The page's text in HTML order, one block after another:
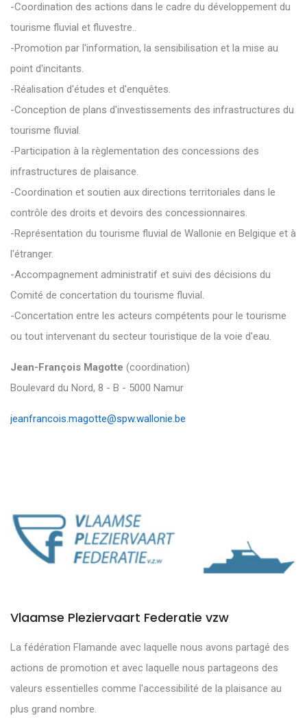
-Coordination des actions dans le cadre du développement du
tourisme fluvial et fluvestre..
-Promotion par l'information, la sensibilisation et la mise au
point d'incitants.
-Réalisation d'études et d'enquêtes.
-Conception de plans d'investissements des infrastructures du
tourisme fluvial.
-Participation à la règlementation des concessions des
infrastructures de plaisance.
-Coordination et soutien aux directions territoriales dans le
contrôle des droits et devoirs des concessionnaires.
-Représentation du tourisme fluvial de Wallonie en Belgique et à
l'étranger.
-Accompagnement administratif et suivi des décisions du
Comité de concertation du tourisme fluvial.
-Concertation entre les acteurs compétents pour le tourisme
ou tout intervenant du secteur touristique de la voie d'eau.
Jean-François Magotte (coordination)
Boulevard du Nord, 8 - B - 5000 Namur
jeanfrancois.magotte@spw.wallonie.be
Vlaamse Pleziervaart Federatie vzw
La fédération Flamande avec laquelle nous avons partagé des
actions de promotion et avec laquelle nous partageons des
valeurs essentielles comme l'accessibilité de la plaisance au
plus grand nombre.